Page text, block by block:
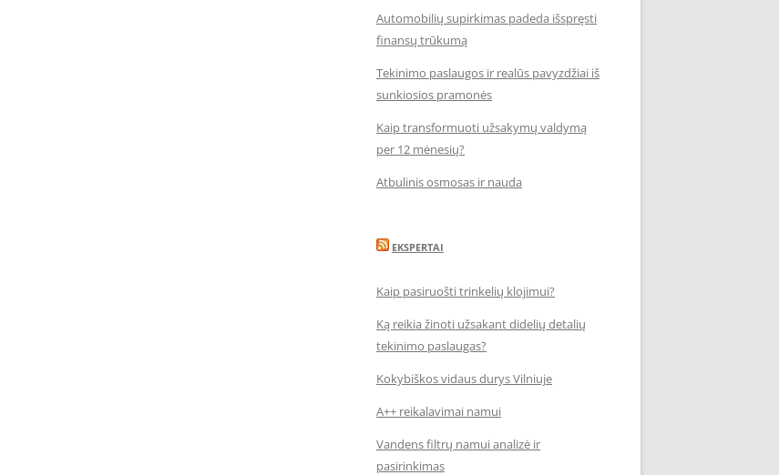
Automobilių supirkimas padeda išspręsti
finansų trūkumą
Tekinimo paslaugos ir realūs pavyzdžiai iš
sunkiosios pramonės
Kaip transformuoti užsakymų valdymą
per 12 mėnesių?
Atbulinis osmosas ir nauda
EKSPERTAI
Kaip pasiruošti trinkelių klojimui?
Ką reikia žinoti užsakant didelių detalių
tekinimo paslaugas?
Kokybiškos vidaus durys Vilniuje
A++ reikalavimai namui
Vandens filtrų namui analizė ir
pasirinkimas